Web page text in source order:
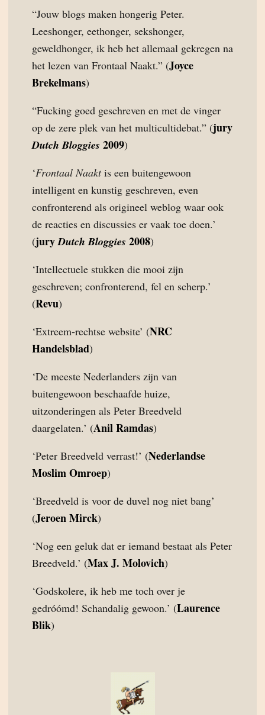
“Jouw blogs maken hongerig Peter.
Leeshonger, eethonger, sekshonger,
geweldhonger, ik heb het allemaal gekregen na
het lezen van Frontaal Naakt.” (Joyce
Brekelmans)
“Fucking goed geschreven en met de vinger
op de zere plek van het multicultidebat.” (jury
Dutch Bloggies 2009)
‘Frontaal Naaktis een buitengewoon
intelligent en kunstig geschreven, even
confronterend als origineel weblog waar ook
de reacties en discussies er vaak toe doen.’
(juryDutch Bloggies 2008)
‘Intellectuele stukken die mooi zijn
geschreven; confronterend, fel en scherp.’
(Revu)
‘Extreem-rechtse website’ (NRC
Handelsblad)
‘De meeste Nederlanders zijn van
buitengewoon beschaafde huize,
uitzonderingen als Peter Breedveld
daargelaten.’ (Anil Ramdas)
‘Peter Breedveld verrast!’ (Nederlandse
Moslim Omroep)
‘Breedveld is voor de duvel nog niet bang’
(Jeroen Mirck)
‘Nog een geluk dat er iemand bestaat als Peter
Breedveld.’ (Max J. Molovich)
‘Godskolere, ik heb me toch over je
gedróómd! Schandalig gewoon.’ (Laurence
Blik)